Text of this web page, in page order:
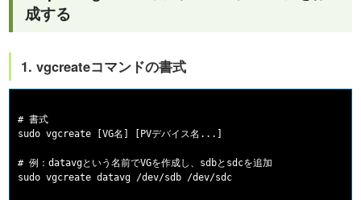
成する
1. vgcreateコマンドの書式
# 書式
sudo vgcreate [VG名] [PVデバイス名...]
# 例：datavgという名前でVGを作成し、sdbとsdcを追加
sudo vgcreate datavg /dev/sdb /dev/sdc